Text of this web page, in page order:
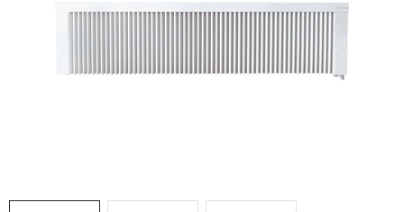
KLIMATIZÁCIA
VYHRIEVANIE
VRÁTENIE TOVARU A REKLAMÁCIE